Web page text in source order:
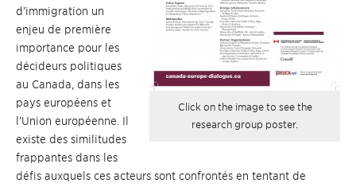
Click on the image to see the
research group poster.
d’immigration un
enjeu de première
importance pour les
décideurs politiques
au Canada, dans les
pays européens et
l’Union européenne. Il
existe des similitudes
frappantes dans les
défis auxquels ces acteurs sont confrontés en tentant de